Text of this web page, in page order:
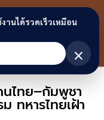
ก่น
ก์
ไทย–กัมพูชา
ทหารไทยเฝ้า
านได้รวดเร็วเหมือน
×